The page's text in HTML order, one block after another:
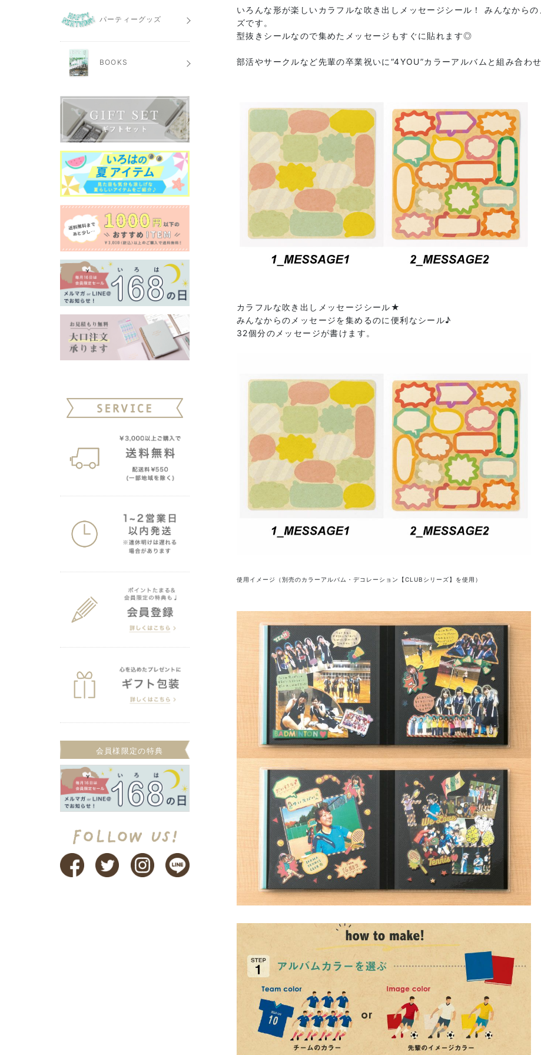
いろんな形が楽しいカラフルな吹き出しメッセージシール！ みんなから
ズです。
型抜きシールなので集めたメッセージもすぐに貼れます◎
部活やサークルなど先輩の卒業祝いに“4YOU”カラーアルバムと組み合わ
カラフルな吹き出しメッセージシール★
みんなからのメッセージを集めるのに便利なシール♪
32個分のメッセージが書けます。
使用イメージ（別売のカラーアルバム・デコレーション【CLUBシリーズ】を使用）
パーティーグッズ
BOOKS
会員様限定の特典